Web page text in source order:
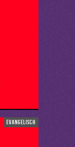
evangelisch